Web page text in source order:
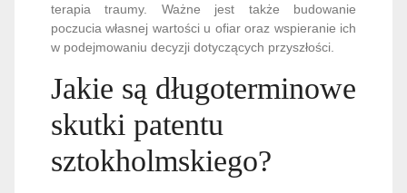
terapia traumy. Ważne jest także budowanie
poczucia własnej wartości u ofiar oraz wspieranie ich
w podejmowaniu decyzji dotyczących przyszłości.
Jakie są długoterminowe
skutki patentu
sztokholmskiego?